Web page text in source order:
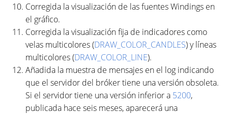
Corregida la visualización de las fuentes Windings en
el gráfico.
Corregida la visualización fija de indicadores como
velas multicolores (DRAW_COLOR_CANDLES) y líneas
multicolores (DRAW_COLOR_LINE).
Añadida la muestra de mensajes en el log indicando
que el servidor del bróker tiene una versión obsoleta.
Si el servidor tiene una versión inferior a 5200,
publicada hace seis meses, aparecerá una